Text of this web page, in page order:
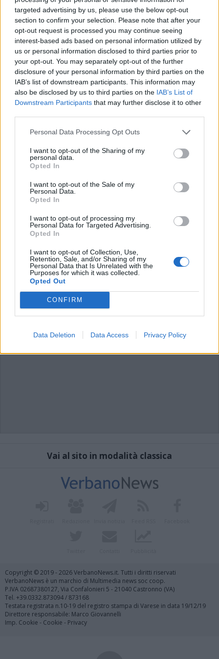
targeted advertising by us, please use the below opt-out
section to confirm your selection. Please note that after your
opt-out request is processed you may continue seeing
interest-based ads based on personal information utilized by
us or personal information disclosed to third parties prior to
your opt-out. You may separately opt-out of the further
disclosure of your personal information by third parties on the
IAB’s list of downstream participants. This information may
also be disclosed by us to third parties on the IAB’s List of
Downstream Participants that may further disclose it to other
Personal Data Processing Opt Outs
I want to opt-out of the Sharing of my
personal data.
Opted In
I want to opt-out of the Sale of my
Personal Data.
Opted In
I want to opt-out of processing my
Personal Data for Targeted Advertising.
Opted In
I want to opt-out of Collection, Use,
Retention, Sale, and/or Sharing of my
Personal Data that Is Unrelated with the
Purposes for which it was collected.
Opted Out
CONFIRM
Data Deletion Data Access Privacy Policy
Tre Re,del progetto “Fuori Camera”.
1 di 20
TAG ritiro sociale
hikikomori
sesto calende
Leggi l'articolo:
Il “ritiro sociale” si combatte coinvolgendo gli adolescenti
Vai al sito in modalità classica
Copyright © 2019 - 2026 VerbanoNews.it. Tutti i diritti riservati
VerbanoNews è un marchio di Multimedia news soc coop.
P.IVA 02687380127, Via Confalonieri 5 - 21040 Castronno (VA)
Tel. +39.0332.873094 / 873168
Testata registrata n.10-19 del registro stampa di Varese in data 19/12/19
Direttore responsabile: Marco Giovannelli
Imp. Cookie - Cookie - Privacy